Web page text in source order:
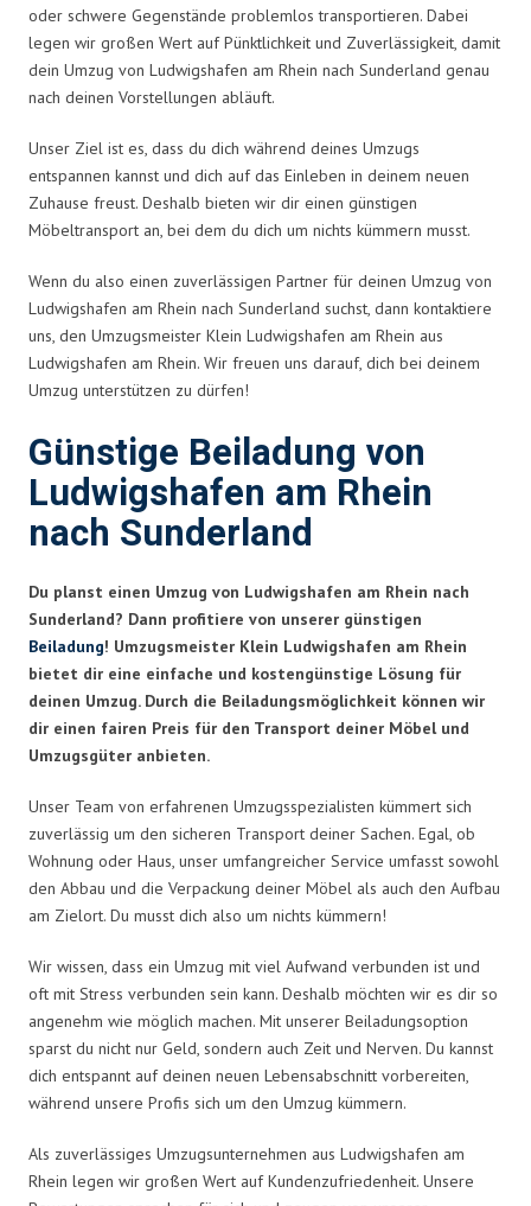
oder schwere Gegenstände problemlos transportieren. Dabei
legen wir großen Wert auf Pünktlichkeit und Zuverlässigkeit, damit
dein Umzug von Ludwigshafen am Rhein nach Sunderland genau
nach deinen Vorstellungen abläuft.
Unser Ziel ist es, dass du dich während deines Umzugs
entspannen kannst und dich auf das Einleben in deinem neuen
Zuhause freust. Deshalb bieten wir dir einen günstigen
Möbeltransport an, bei dem du dich um nichts kümmern musst.
Wenn du also einen zuverlässigen Partner für deinen Umzug von
Ludwigshafen am Rhein nach Sunderland suchst, dann kontaktiere
uns, den Umzugsmeister Klein Ludwigshafen am Rhein aus
Ludwigshafen am Rhein. Wir freuen uns darauf, dich bei deinem
Umzug unterstützen zu dürfen!
Günstige Beiladung von
Ludwigshafen am Rhein
nach Sunderland
Du planst einen Umzug von Ludwigshafen am Rhein nach
Sunderland? Dann profitiere von unserer günstigen
Beiladung! Umzugsmeister Klein Ludwigshafen am Rhein
bietet dir eine einfache und kostengünstige Lösung für
deinen Umzug. Durch die Beiladungsmöglichkeit können wir
dir einen fairen Preis für den Transport deiner Möbel und
Umzugsgüter anbieten.
Unser Team von erfahrenen Umzugsspezialisten kümmert sich
zuverlässig um den sicheren Transport deiner Sachen. Egal, ob
Wohnung oder Haus, unser umfangreicher Service umfasst sowohl
den Abbau und die Verpackung deiner Möbel als auch den Aufbau
am Zielort. Du musst dich also um nichts kümmern!
Wir wissen, dass ein Umzug mit viel Aufwand verbunden ist und
oft mit Stress verbunden sein kann. Deshalb möchten wir es dir so
angenehm wie möglich machen. Mit unserer Beiladungsoption
sparst du nicht nur Geld, sondern auch Zeit und Nerven. Du kannst
dich entspannt auf deinen neuen Lebensabschnitt vorbereiten,
während unsere Profis sich um den Umzug kümmern.
Als zuverlässiges Umzugsunternehmen aus Ludwigshafen am
Rhein legen wir großen Wert auf Kundenzufriedenheit. Unsere